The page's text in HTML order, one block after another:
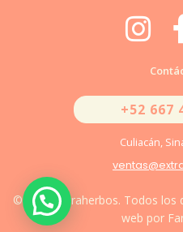
+52 667
Culiacán,
© 2026 Extraherbos. Todos los
web por